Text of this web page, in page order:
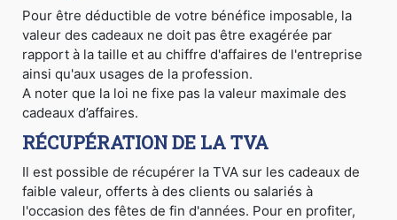
Pour être déductible de votre bénéfice imposable, la
valeur des cadeaux ne doit pas être exagérée par
rapport à la taille et au chiffre d'affaires de l'entreprise
ainsi qu'aux usages de la profession.
A noter que la loi ne fixe pas la valeur maximale des
cadeaux d’affaires.
RÉCUPÉRATION DE LA TVA
Il est possible de récupérer la TVA sur les cadeaux de
faible valeur, offerts à des clients ou salariés à
l'occasion des fêtes de fin d'années. Pour en profiter,